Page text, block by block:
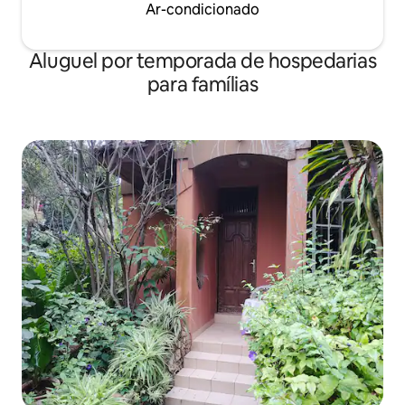
Ar-condicionado
Aluguel por temporada de hospedarias
para famílias